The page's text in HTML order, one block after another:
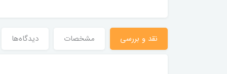
نقد و بررسی مشخصات دیدگاه‌ها